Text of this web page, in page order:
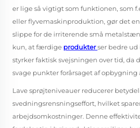
er lige så vigtigt som funktionen, som
eller flyvemaskinproduktion, gør det
slippe for de irriterende små
kun, at færdige produkterser bedre
styrker faktisk svejsningen over tid, da
svage punkter forårsaget af opbygning
Lave sprøjteniveauer reducerer
svedningsrensningseffort, hvilket
arbejdsomkostninger. Denne